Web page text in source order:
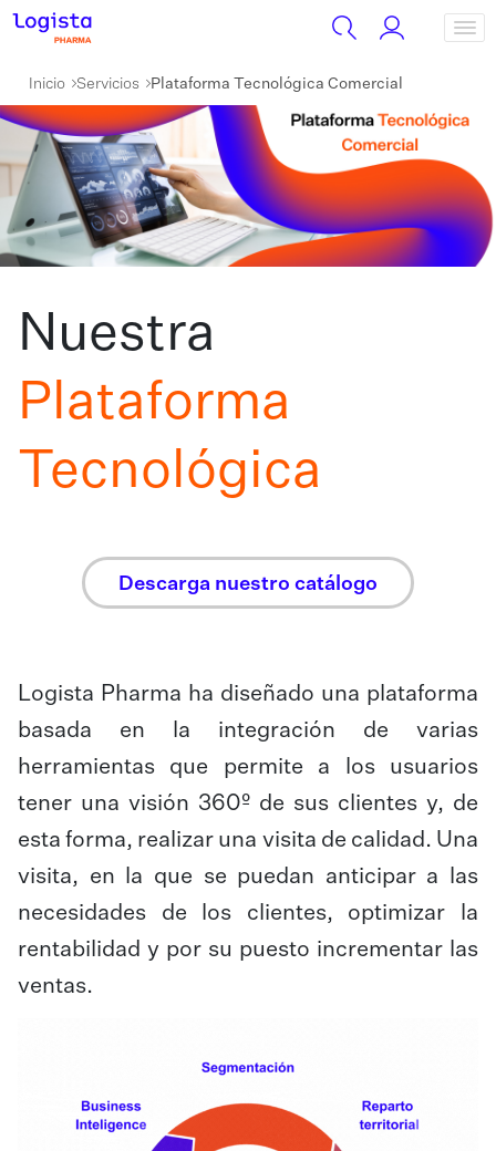
Inicio Servicios Plataforma Tecnológica Comercial
Nuestra
Plataforma
Tecnológica
Descarga nuestro catálogo
Logista Pharma ha diseñado una plataforma
basada en la integración de varias
herramientas que permite a los usuarios
tener una visión 360º de sus clientes y, de
esta forma, realizar una visita de calidad. Una
visita, en la que se puedan anticipar a las
necesidades de los clientes, optimizar la
rentabilidad y por su puesto incrementar las
ventas.